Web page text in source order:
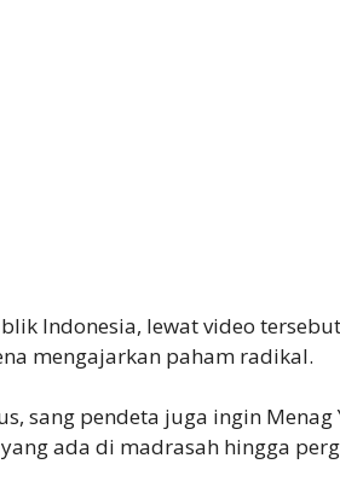
Indonesia, lewat video
mengajarkan paham radikal.
sang pendeta juga ingin Menag
ada di madrasah hingga